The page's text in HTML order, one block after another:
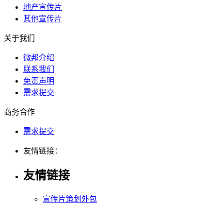
地产宣传片
其他宣传片
关于我们
微邦介绍
联系我们
免责声明
需求提交
商务合作
需求提交
友情链接：
友情链接
宣传片策划外包